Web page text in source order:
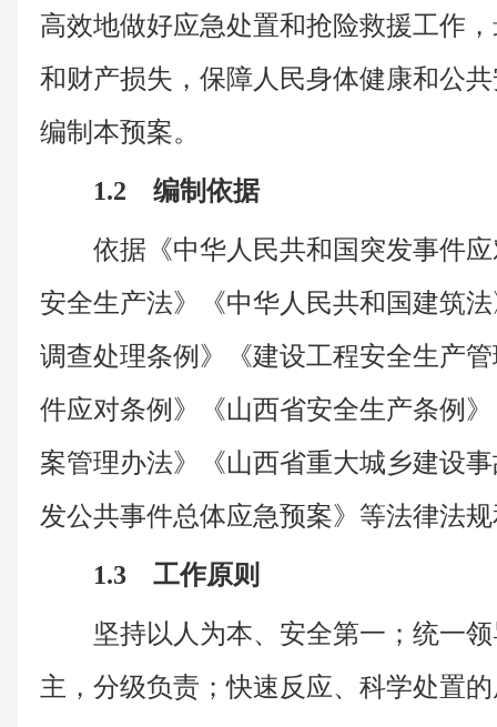
高效地做好应急处置和抢险救援工作
和财产损失，保障人民身体健康和公
编制本预案。
1.2 编制依据
依据《中华人民共和国突发事件
安全生产法》《中华人民共和国建筑
调查处理条例》《建设工程安全生产
件应对条例》《山西省安全生产条例
案管理办法》《山西省重大城乡建设
发公共事件总体应急预案》等法律法
1.3 工作原则
坚持以人为本、安全第一；统一
主，分级负责；快速反应、科学处置